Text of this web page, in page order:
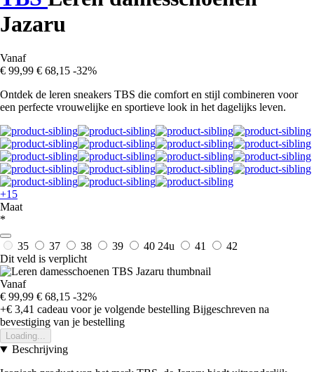
Jazaru
Vanaf
€ 99,99 € 68,15 -32%
Ontdek de leren sneakers TBS die comfort en stijl combineren voor
een perfecte vrouwelijke en sportieve look in het dagelijks leven.
+15
Maat
*
35 37 38 39 40 24u 41
42
Dit veld is verplicht
Vanaf
€ 99,99 € 68,15 -32%
+€ 3,41 cadeau voor je volgende bestelling Bijgeschreven na
bevestiging van je bestelling
Loading...
Beschrijving